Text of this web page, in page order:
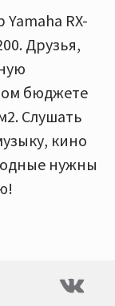
RX-
Друзья,
бюджете
Слушать
кино
нужны